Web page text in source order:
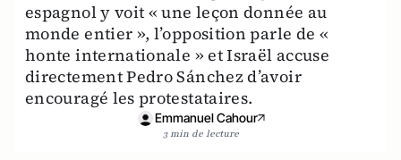
espagnol y voit « une leçon donnée au
monde entier », l’opposition parle de «
honte internationale » et Israël accuse
directement Pedro Sánchez d’avoir
encouragé les protestataires.
Emmanuel Cahour
3 min de lecture